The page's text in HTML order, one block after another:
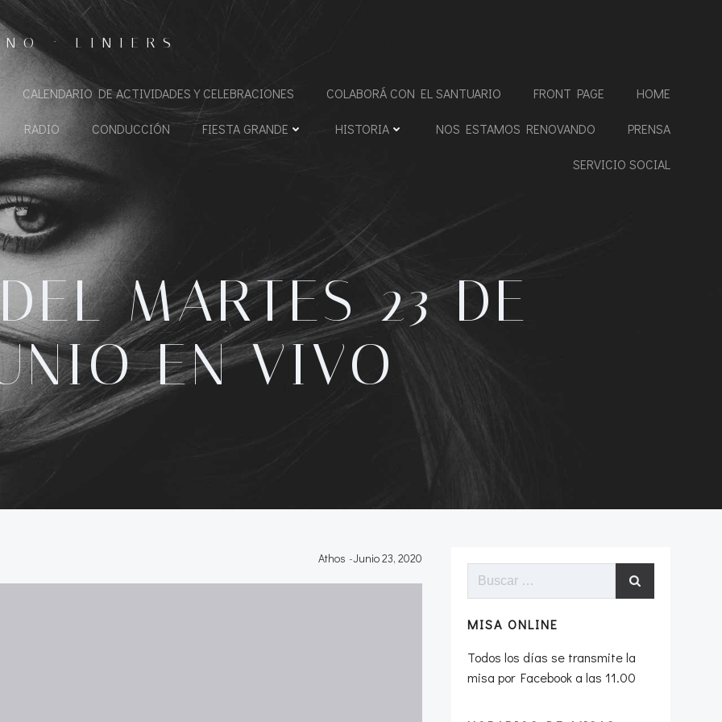
· LINIERS
CALENDARIO DE ACTIVIDADES Y CELEBRACIONES COLABORÁ CON EL SANTUARIO FRONT PAGE HOME
RADIO CONDUCCIÓN FIESTA GRANDE HISTORIA NOS ESTAMOS RENOVANDO PRENSA
SERVICIO SOCIAL
MARTES 23 DE
EN VIVO
Athos -Junio 23, 2020
Buscar:
MISA ONLINE
Todos los días se transmite la
misa por Facebook a las 11.00